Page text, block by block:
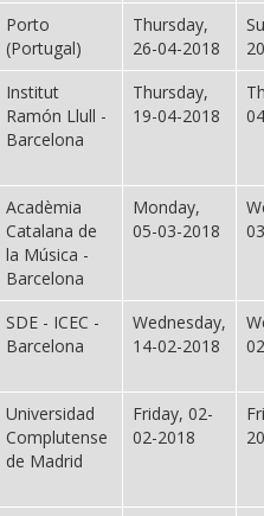
Porto
(Portugal)
Thursday,
26-04-2018
Institut
Ramón Llull -
Barcelona
Thursday,
19-04-2018
Acadèmia
Catalana de
la Música -
Barcelona
Monday,
05-03-2018
SDE - ICEC -
Barcelona
Wednesday,
14-02-2018
Universidad
Complutense
de Madrid
Friday, 02-
02-2018